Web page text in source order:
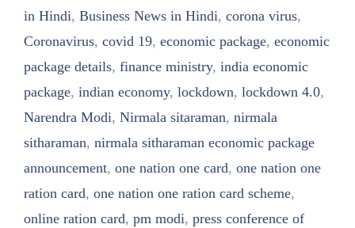
in Hindi, Business News in Hindi, corona virus,
Coronavirus, covid 19, economic package, economic
package details, finance ministry, india economic
package, indian economy, lockdown, lockdown 4.0,
Narendra Modi, Nirmala sitaraman, nirmala
sitharaman, nirmala sitharaman economic package
announcement, one nation one card, one nation one
ration card, one nation one ration card scheme,
online ration card, pm modi, press conference of